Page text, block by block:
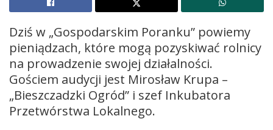
Dziś w „Gospodarskim Poranku” powiemy
pieniądzach, które mogą pozyskiwać rolnicy
na prowadzenie swojej działalności.
Gościem audycji jest Mirosław Krupa –
„Bieszczadzki Ogród” i szef Inkubatora
Przetwórstwa Lokalnego.